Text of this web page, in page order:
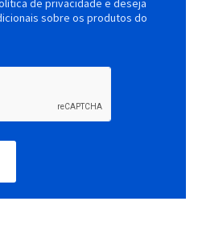
de privacidade e deseja
sobre os produtos do